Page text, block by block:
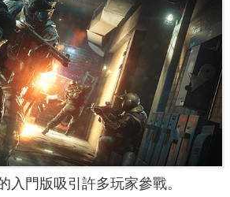
入門版吸引許多玩家參戰。